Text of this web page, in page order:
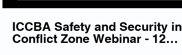
ICCBA Safety and Security in
Conflict Zone Webinar - 12